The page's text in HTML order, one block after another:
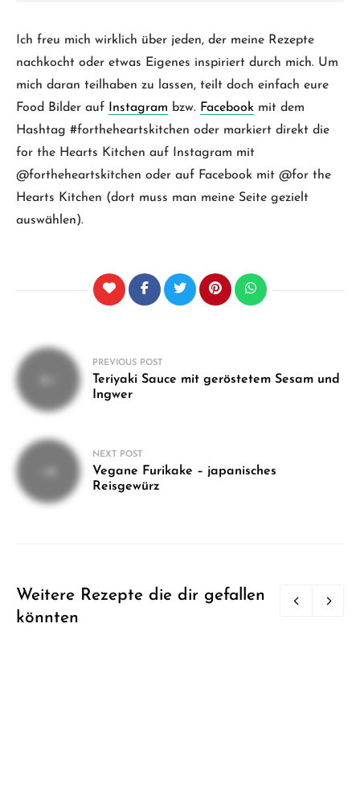
Ich freu mich wirklich über jeden, der meine Rezepte
nachkocht oder etwas Eigenes inspiriert durch mich. Um
mich daran teilhaben zu lassen, teilt doch einfach eure
Food Bilder auf Instagram bzw. Facebook mit dem
Hashtag #fortheheartskitchen oder markiert direkt die
for the Hearts Kitchen auf Instagram mit
@fortheheartskitchen oder auf Facebook mit @for the
Hearts Kitchen (dort muss man meine Seite gezielt
auswählen).
Beitragsnavigation
PREVIOUS POST
Teriyaki Sauce mit geröstetem Sesam und
Ingwer
NEXT POST
Vegane Furikake – japanisches
Reisgewürz
Weitere Rezepte die dir gefallen
könnten